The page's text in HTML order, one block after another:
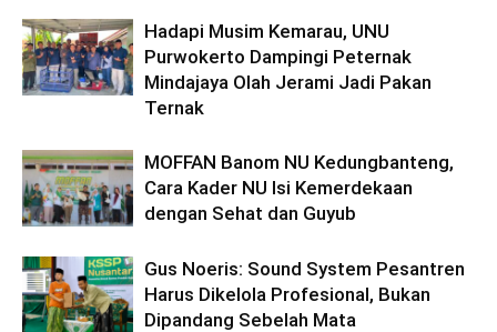
Hadapi Musim Kemarau, UNU
Purwokerto Dampingi Peternak
Mindajaya Olah Jerami Jadi Pakan
Ternak
MOFFAN Banom NU Kedungbanteng,
Cara Kader NU Isi Kemerdekaan
dengan Sehat dan Guyub
Gus Noeris: Sound System Pesantren
Harus Dikelola Profesional, Bukan
Dipandang Sebelah Mata